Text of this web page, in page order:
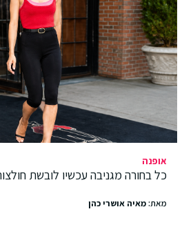
אופנה
כל בחורה מגניבה עכשיו לובשת
מאת:מאיה אושרי כהן